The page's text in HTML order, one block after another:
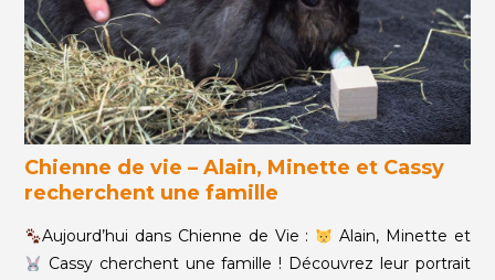
Chienne de vie – Alain, Minette et Cassy
recherchent une famille
Aujourd’hui dans Chienne de Vie :
Alain, Minette et
Cassy cherchent une famille ! Découvrez leur portrait